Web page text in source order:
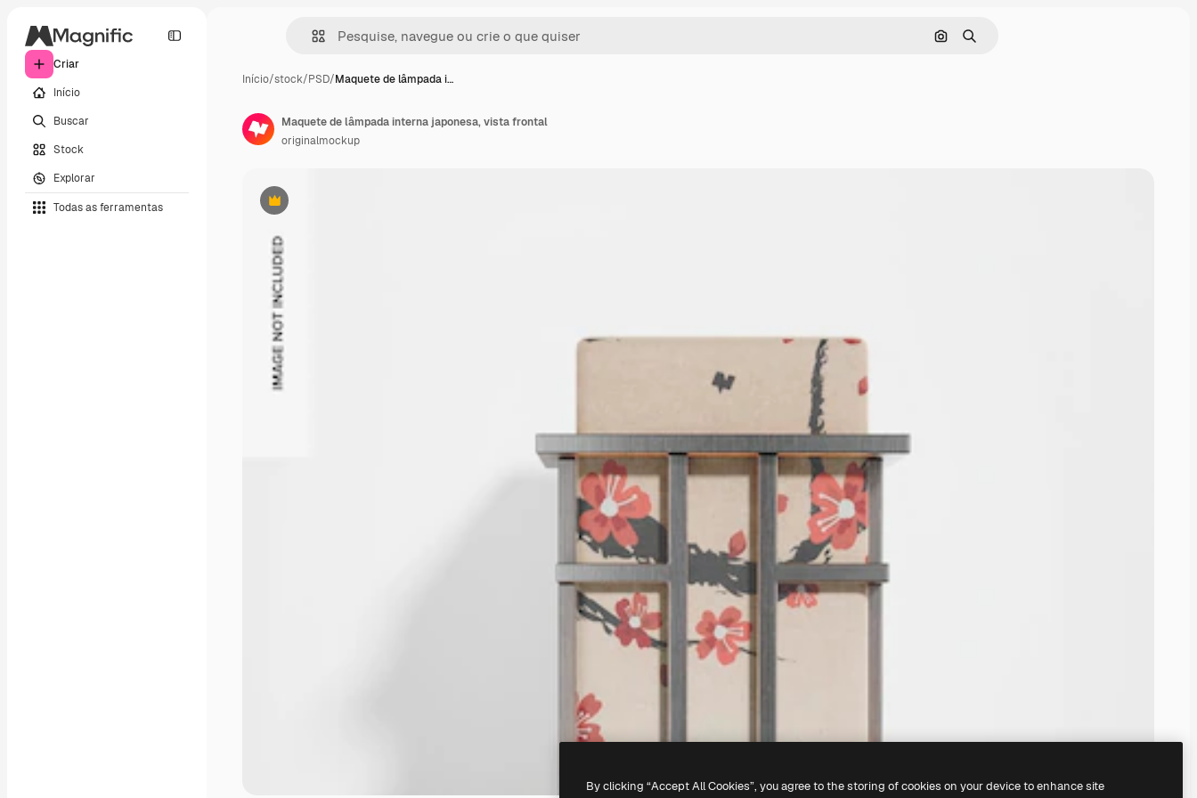
Criar
Início
Buscar
Stock
Explorar
Todas as ferramentas
Pesquisar por imagem
Buscar
Início/stock/PSD/Maquete de lâmpada i…
Premium
Maquete de lâmpada interna japonesa, vista frontal
originalmockup
By clicking “Accept All Cookies”, you agree to the storing of cookies on your device to enhance site